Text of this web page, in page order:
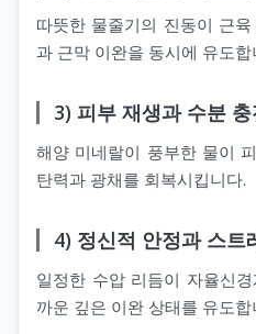
따뜻한 물줄기의 진동이 근
과 근막 이완을 동시에 유도합
3) 피부 재생과 수분 충
해양 미네랄이 풍부한 물이
탄력과 광채를 회복시킵니다.
4) 정신적 안정과 스트
일정한 수압 리듬이 자율신
까운 깊은 이완 상태를 유도합